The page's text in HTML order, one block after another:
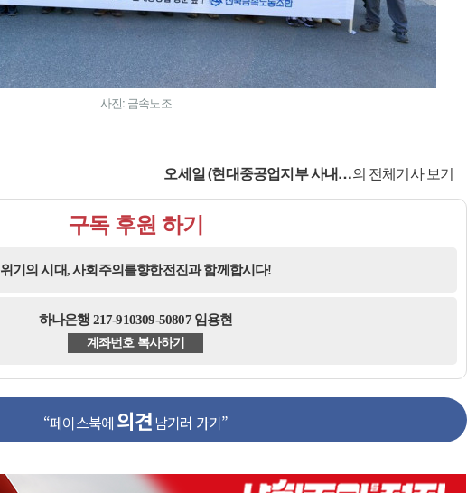
사진: 금속노조
오세일 (현대중공업지부 사내…의 전체기사 보기
구독 후원 하기
위기의 시대, 사회주의를향한전진과 함께합시다!
하나은행 217-910309-50807 임용현
계좌번호 복사하기
“페이스북에 의견남기러 가기”